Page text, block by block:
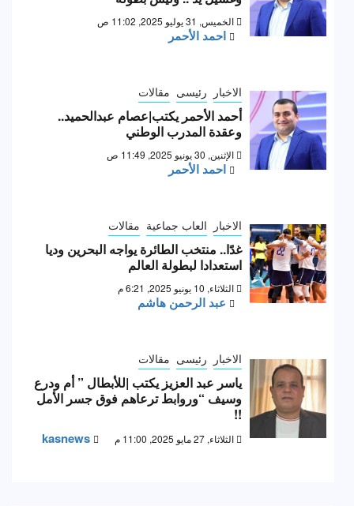
الخميس, 31 يوليو 2025, 11:02 ص
احمد الأحمر
الاخبار رئيسى مقالات
أحمد الأحمر يكتب|عصام عبدالحميد..
وعقدة المدرب الوطني
الإثنين, 30 يونيو 2025, 11:49 ص
احمد الأحمر
الاخبار العاب جماعية مقالات
غدًا.. منتخب الطائرة يواجه البحرين وديا
استعدادا لبطولة العالم
الثلاثاء, 10 يونيو 2025, 6:21 م
عبد الرحمن هاشم
الاخبار رئيسى مقالات
ياسر عبد العزيز يكتب |للأبطال ” أم ودرع
وسيف “وروابط ترعاهم فوق جسر الأمل
!!
الثلاثاء, 27 مايو 2025, 11:00 م kasnews